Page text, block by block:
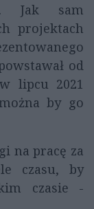
Jak sam
projektach
od
lipcu 2021
by go
na pracę za
czasu, by
czasie -